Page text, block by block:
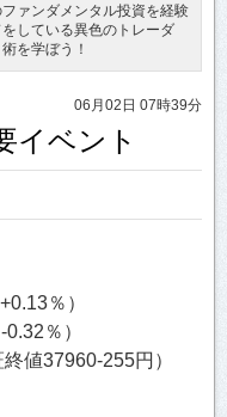
ァンダメンタル投資を経験
している異色のトレーダ
を学ぼう！
06月02日 07時39分
イベント
％）
％）
値37960-255円）